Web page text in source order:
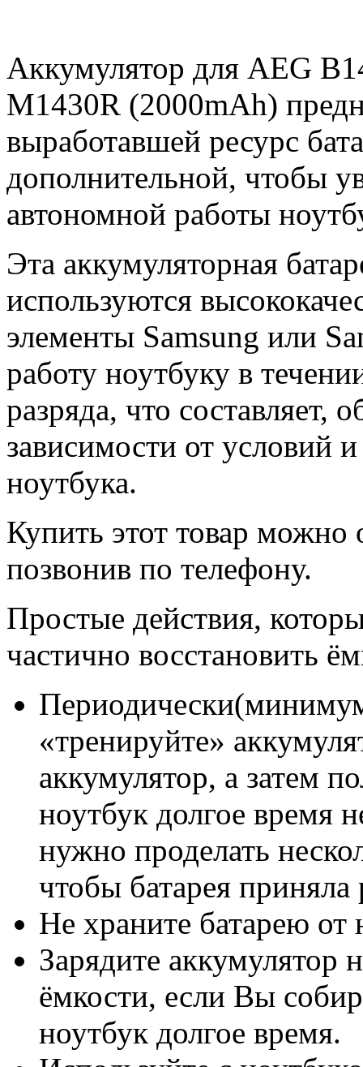
Аккумулятор для AEG
M1430R (2000mAh)
выработавшей ресурс
дополнительной, чтобы
автономной работы
Эта аккумуляторная
используются
элементы Samsung или
работу ноутбуку в
разряда, что составляет,
зависимости от условий
ноутбука.
Купить этот товар можно
позвонив по телефону.
Простые действия,
частично восстановить
«тренируйте»
аккумулятор, а затем
ноутбук долгое время
нужно проделать
чтобы батарея
Не храните батарею от
Зарядите аккумулятор
ёмкости, если Вы
ноутбук долгое время.